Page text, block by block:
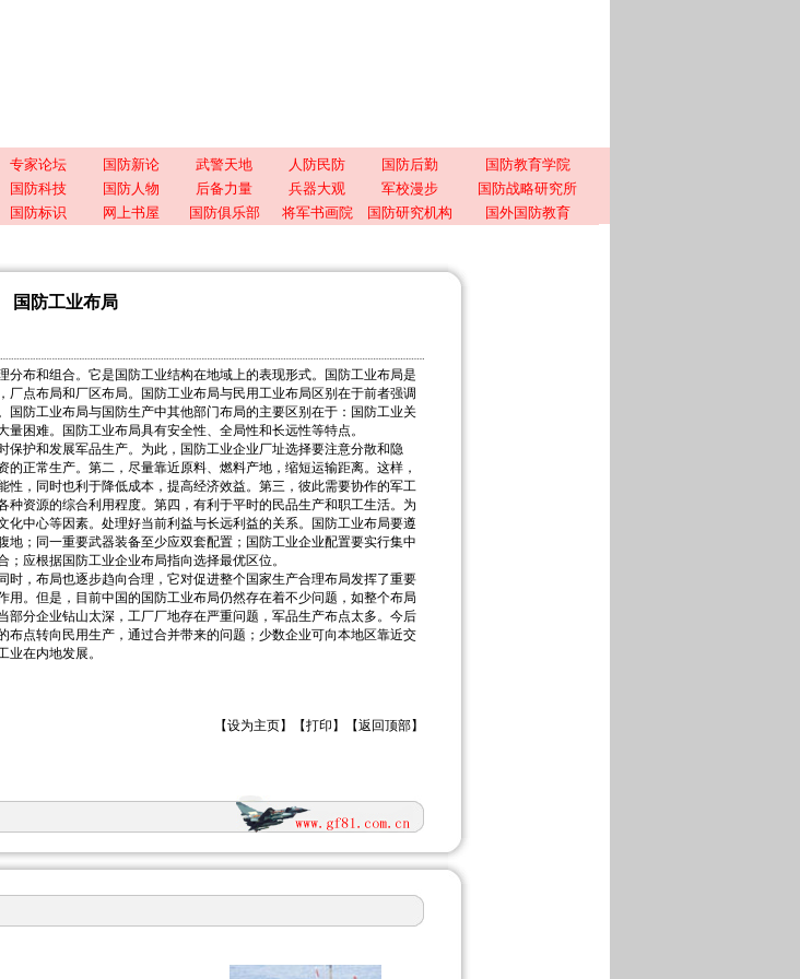
专家论坛 国防新论 武警天地 人防民防 国防后勤
国防教育学院
国防科技 国防人物 后备力量 兵器大观 军校漫步
国防战略研究所
国防标识 网上书屋 国防俱乐部 将军书画院 国防研究机构 国外国防教育
国防工业布局
分布和组合。它是国防工业结构在地域上的表现形式。国防工业布局是
厂点布局和厂区布局。国防工业布局与民用工业布局区别在于前者强调
国防工业布局与国防生产中其他部门布局的主要区别在于：国防工业关
困难。国防工业布局具有安全性、全局性和长远性等特点。
护和发展军品生产。为此，国防工业企业厂址选择要注意分散和隐
正常生产。第二，尽量靠近原料、燃料产地，缩短运输距离。这样，
性，同时也利于降低成本，提高经济效益。第三，彼此需要协作的军工
资源的综合利用程度。第四，有利于平时的民品生产和职工生活。为
化中心等因素。处理好当前利益与长远利益的关系。国防工业布局要遵
；同一重要武器装备至少应双套配置；国防工业企业配置要实行集中
应根据国防工业企业布局指向选择最优区位。
，布局也逐步趋向合理，它对促进整个国家生产合理布局发挥了重要
。但是，目前中国的国防工业布局仍然存在着不少问题，如整个布局
部分企业钻山太深，工厂厂地存在严重问题，军品生产布点太多。今后
布点转向民用生产，通过合并带来的问题；少数企业可向本地区靠近交
在内地发展。
【设为主页】【打印 】【返回顶部】